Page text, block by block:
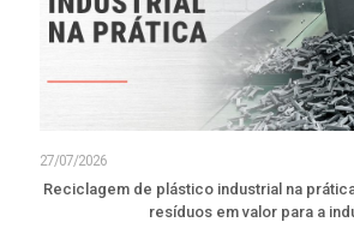
27/07/2026
Reciclagem de plástico industrial na
resíduos em valor para a